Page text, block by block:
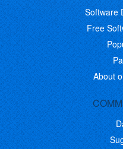
Software
Free
About